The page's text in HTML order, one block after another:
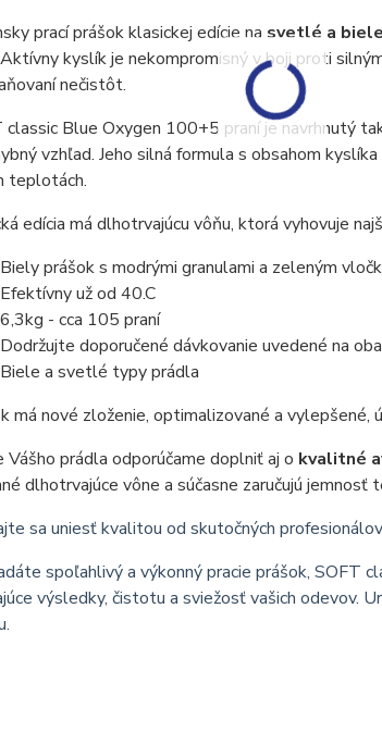
prací prášok klasickej edície na svetlé a
kyslík je nekompromisný v boji proti
nečistôt.
classic Blue Oxygen 100+5 praní je navrhnutý
vzhľad. Jeho silná formula s obsahom
teplotách.
edícia má dlhotrvajúcu vôňu, ktorá vyhovuje
Biely prášok s modrými granulami a zeleným
Efektívny už od 40.C
6,3kg - cca 105 praní
Dodržujte doporučené dávkovanie uvedené na
Biele a svetlé typy prádla
má nové zloženie, optimalizované a vylepšené,
Vášho prádla odporúčame doplniť aj o kvalitné
dlhotrvajúce vône a súčasne zaručujú
sa uniesť kvalitou od skutočných
spoľahlivý a výkonný pracie prášok, SOFT
výsledky, čistotu a sviežosť vašich odevov.